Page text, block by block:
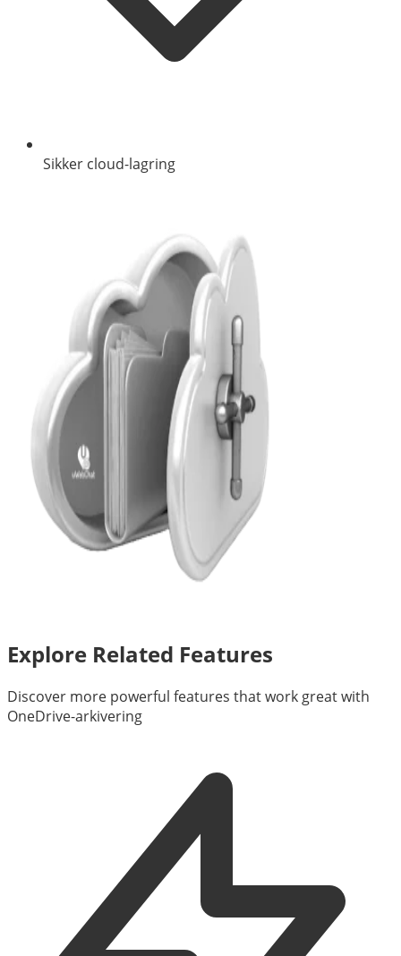
Sikker cloud-lagring
Explore Related Features
Discover more powerful features that work great with
OneDrive-arkivering